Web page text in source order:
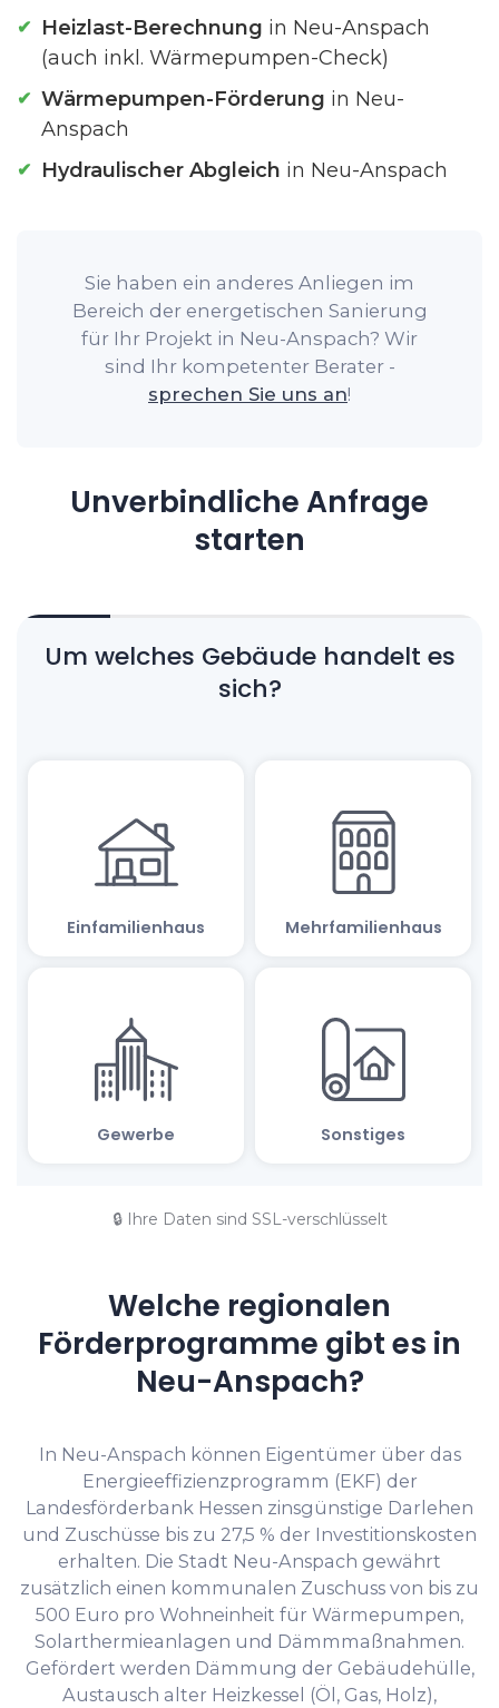
Heizlast-Berechnung in Neu-Anspach
(auch inkl. Wärmepumpen-Check)
Wärmepumpen-Förderung in Neu-
Anspach
Hydraulischer Abgleich in Neu-Anspach
Sie haben ein anderes Anliegen im
Bereich der energetischen Sanierung
für Ihr Projekt in Neu-Anspach? Wir
sind Ihr kompetenter Berater -
sprechen Sie uns an!
Unverbindliche Anfrage
starten
🔒 Ihre Daten sind SSL-verschlüsselt
Welche regionalen
Förderprogramme gibt es in
Neu-Anspach?
In Neu-Anspach können Eigentümer über das
Energieeffizienzprogramm (EKF) der
Landesförderbank Hessen zinsgünstige Darlehen
und Zuschüsse bis zu 27,5 % der Investitionskosten
erhalten. Die Stadt Neu-Anspach gewährt
zusätzlich einen kommunalen Zuschuss von bis zu
500 Euro pro Wohneinheit für Wärmepumpen,
Solarthermieanlagen und Dämmmaßnahmen.
Gefördert werden Dämmung der Gebäudehülle,
Austausch alter Heizkessel (Öl, Gas, Holz),